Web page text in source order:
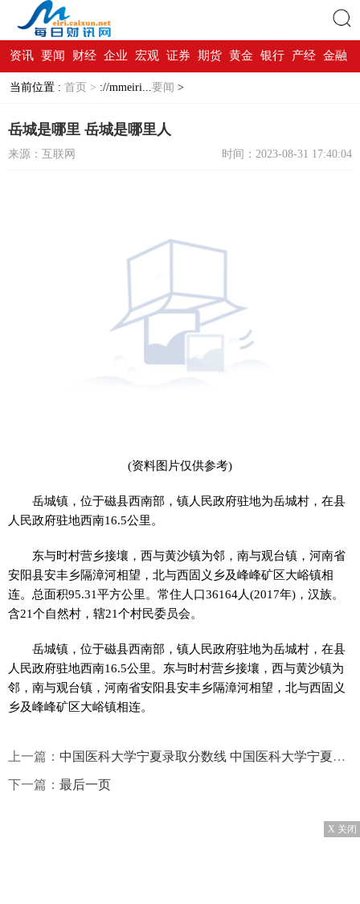
搜索
资讯 要闻 财经 企业 宏观 证券 期货 黄金 银行 产经 金融
当前位置 : 首页 > ://mmeiri...要闻 >
岳城是哪里 岳城是哪里人
来源：互联网 时间：2023-08-31 17:40:04
(资料图片仅供参考)
岳城镇，位于磁县西南部，镇人民政府驻地为岳城村，在县
人民政府驻地西南16.5公里。
东与时村营乡接壤，西与黄沙镇为邻，南与观台镇，河南省
安阳县安丰乡隔漳河相望，北与西固义乡及峰峰矿区大峪镇相
连。总面积95.31平方公里。常住人口36164人(2017年)，汉族。
含21个自然村，辖21个村民委员会。
岳城镇，位于磁县西南部，镇人民政府驻地为岳城村，在县
人民政府驻地西南16.5公里。东与时村营乡接壤，西与黄沙镇为
邻，南与观台镇，河南省安阳县安丰乡隔漳河相望，北与西固义
乡及峰峰矿区大峪镇相连。
上一篇： 中国医科大学宁夏录取分数线 中国医科大学宁夏招生人数多少
下一篇： 最后一页
X 关闭